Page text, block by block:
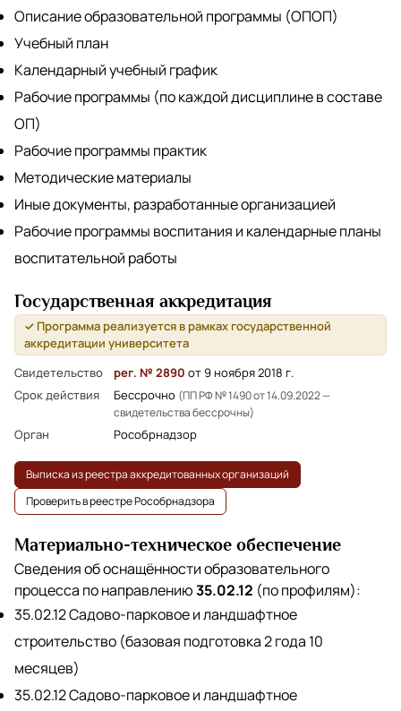
Описание образовательной программы (ОПОП)
Учебный план
Календарный учебный график
Рабочие программы (по каждой дисциплине в составе
ОП)
Рабочие программы практик
Методические материалы
Иные документы, разработанные организацией
Рабочие программы воспитания и календарные планы
воспитательной работы
Государственная аккредитация
✓ Программа реализуется в рамках государственной
аккредитации университета
Свидетельство
рег. № 2890 от 9 ноября 2018 г.
Срок действия
Бессрочно (ПП РФ № 1490 от 14.09.2022 —
свидетельства бессрочны)
Орган Рособрнадзор
Выписка из реестра аккредитованных организаций
Проверить в реестре Рособрнадзора
Материально-техническое обеспечение
Сведения об оснащённости образовательного
процесса по направлению35.02.12 (по профилям):
35.02.12 Садово-парковое и ландшафтное
строительство (базовая подготовка 2 года 10
месяцев)
35.02.12 Садово-парковое и ландшафтное